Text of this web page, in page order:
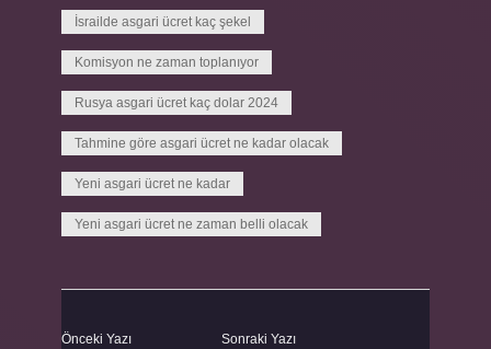
İsrailde asgari ücret kaç şekel
Komisyon ne zaman toplanıyor
Rusya asgari ücret kaç dolar 2024
Tahmine göre asgari ücret ne kadar olacak
Yeni asgari ücret ne kadar
Yeni asgari ücret ne zaman belli olacak
Önceki Yazı Sonraki Yazı